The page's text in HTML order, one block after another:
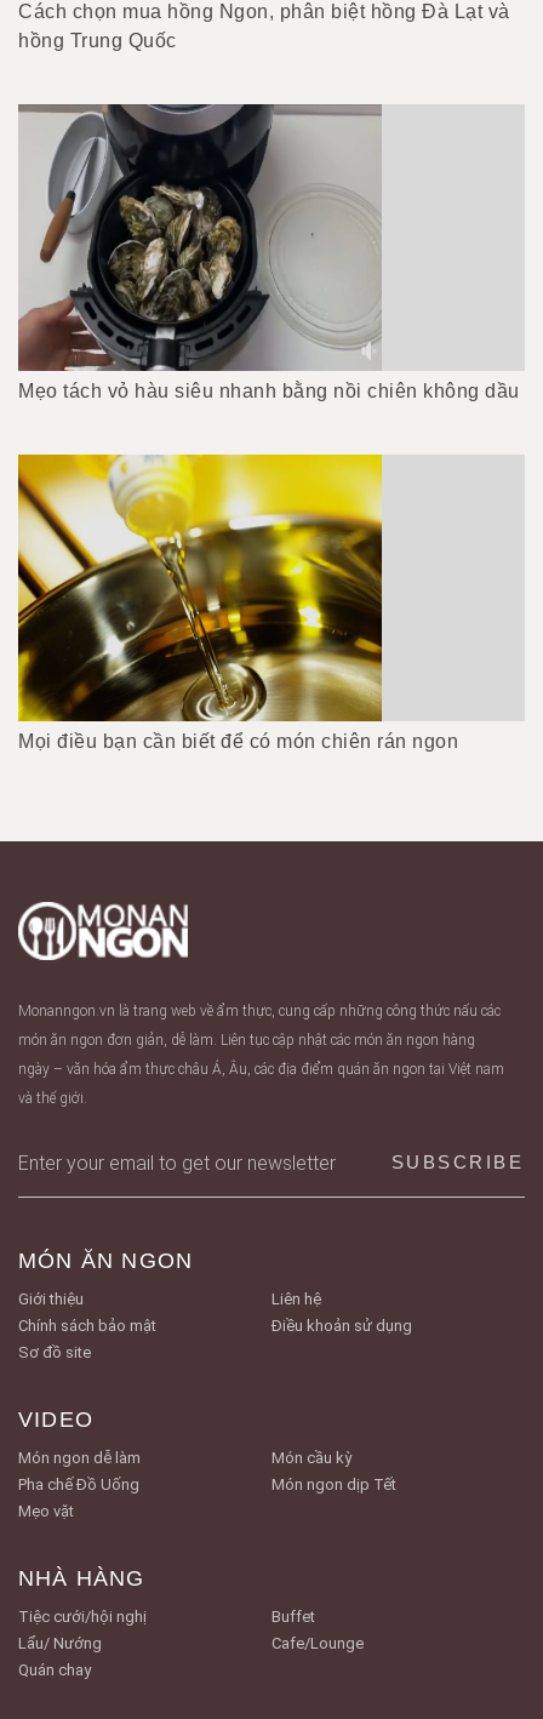
Cách chọn mua hồng Ngon, phân biệt hồng Đà Lạt và
hồng Trung Quốc
Mẹo tách vỏ hàu siêu nhanh bằng nồi chiên không dầu
Mọi điều bạn cần biết để có món chiên rán ngon
Monanngon.vn là trang web về ẩm thực, cung cấp những công thức nấu các
món ăn ngon đơn giản, dễ làm. Liên tục cập nhật các món ăn ngon hàng
ngày – văn hóa ẩm thực châu Á, Âu, các địa điểm quán ăn ngon tại Việt nam
và thế giới.
MÓN ĂN NGON
Giới thiệu
Liên hệ
Chính sách bảo mật
Điều khoản sử dụng
Sơ đồ site
VIDEO
Món ngon dễ làm
Món cầu kỳ
Pha chế Đồ Uống
Món ngon dịp Tết
Mẹo vặt
NHÀ HÀNG
Tiệc cưới/hội nghị
Buffet
Lẩu/ Nướng
Cafe/Lounge
Quán chay